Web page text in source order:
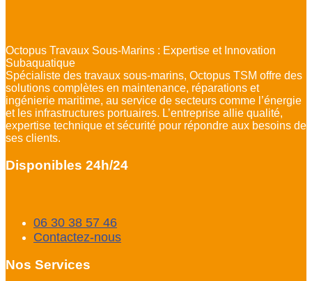
Octopus Travaux Sous-Marins : Expertise et Innovation
Subaquatique
Spécialiste des travaux sous-marins, Octopus TSM offre des
solutions complètes en maintenance, réparations et
ingénierie maritime, au service de secteurs comme l’énergie
et les infrastructures portuaires. L’entreprise allie qualité,
expertise technique et sécurité pour répondre aux besoins de
ses clients.
Disponibles 24h/24
06 30 38 57 46
Contactez-nous
Nos Services